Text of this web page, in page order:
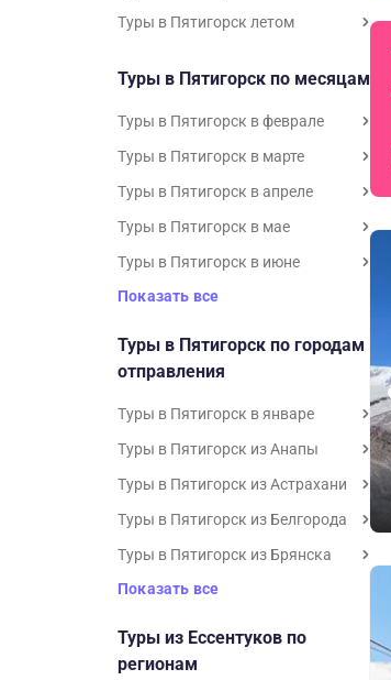
Туры в Пятигорск летом
Туры в Пятигорск по месяцам
Туры в Пятигорск в феврале
Туры в Пятигорск в марте
Туры в Пятигорск в апреле
Туры в Пятигорск в мае
Туры в Пятигорск в июне
Показать все
Туры в Пятигорск по городам
отправления
Туры в Пятигорск в январе
Туры в Пятигорск из Анапы
Туры в Пятигорск из Астрахани
Туры в Пятигорск из Белгорода
Туры в Пятигорск из Брянска
Показать все
Туры из Ессентуков по
регионам